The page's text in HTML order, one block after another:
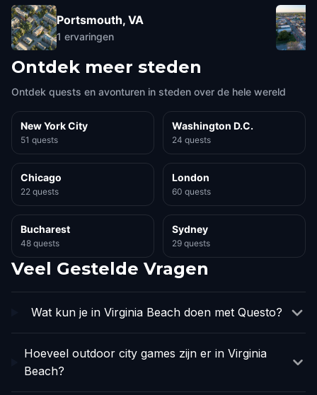
Portsmouth, VA
1 ervaringen
Ontdek meer steden
Ontdek quests en avonturen in steden over de hele wereld
New York City
51 quests
Washington D.C.
24 quests
Chicago
22 quests
London
60 quests
Bucharest
48 quests
Sydney
29 quests
Veel Gestelde Vragen
Wat kun je in Virginia Beach doen met Questo?
Hoeveel outdoor city games zijn er in Virginia
Beach?